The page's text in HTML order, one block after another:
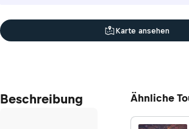
Karte ansehen
Beschreibung Ähnliche